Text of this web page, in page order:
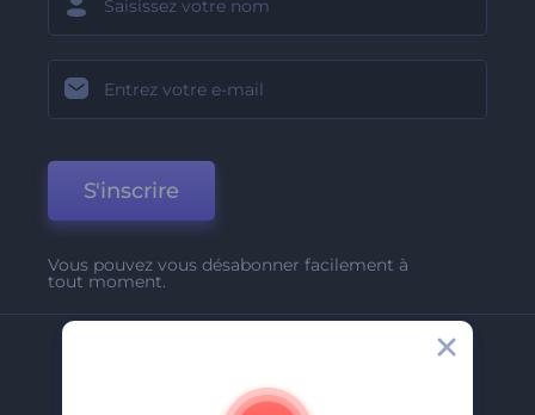
S'inscrire
Vous pouvez vous désabonner facilement à
tout moment.
A Propos De Nous